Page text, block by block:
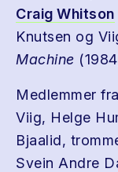
Craig Whitson
Knutsen og
Machine
Medlemmer
Viig, Helge
Bjaalid,
Svein Andre